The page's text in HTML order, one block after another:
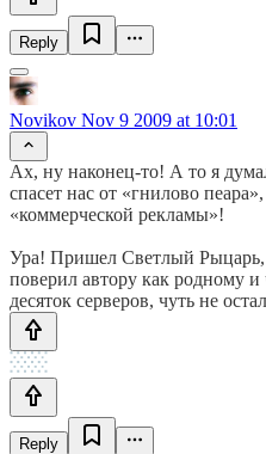
Reply
Novikov Nov 9 2009 at 10:01
Ах, ну наконец-то! А то я
спасет нас от «гнилово
«коммерческой рекламы»!
Ура! Пришел Светлый Рыцарь,
поверил автору как родному
десяток серверов, чуть не
Reply